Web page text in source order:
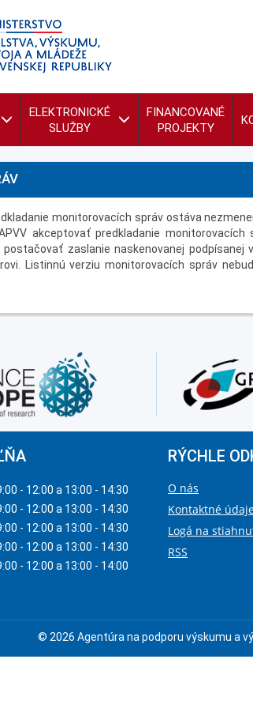
ELEKTRONICKÉ
SLUŽBY
FINANCOVANÉ
PROJEKTY
monitorovacích správ ostáva
akceptovať predkladanie monitorovacích
zaslanie naskenovanej podpísanej
Listinnú verziu monitorovacích správ
- 12:00 a 13:00 - 14:30
- 12:00 a 13:00 - 14:30
- 12:00 a 13:00 - 14:30
- 12:00 a 13:00 - 14:30
- 12:00 a 13:00 - 14:00
RÝCHLE
O nás
Kontaktné
Logá na
RSS
© 2026 Agentúra na podporu výskumu a